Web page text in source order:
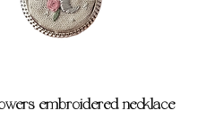
Vista rápida
embroidered necklace